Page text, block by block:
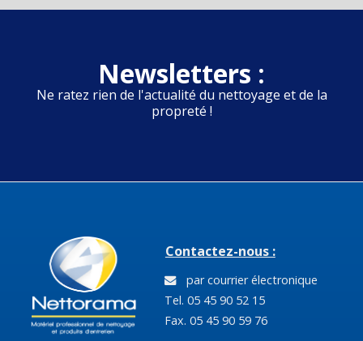
Newsletters :
Ne ratez rien de l'actualité du nettoyage et de la
propreté !
Contactez-nous :
par courrier électronique
Tel. 05 45 90 52 15
Fax. 05 45 90 59 76